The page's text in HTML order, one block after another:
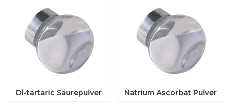
Dl-tartaric Säurepulver Natrium Ascorbat Pulver